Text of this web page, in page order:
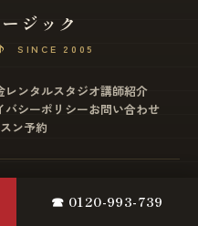
ジック
♪ SINCE 2005
レンタルスタジオ講師紹介
バシーポリシーお問い合わせ
ン予約
2-12 ミヤザワビル4F
☎ 0120-993-739